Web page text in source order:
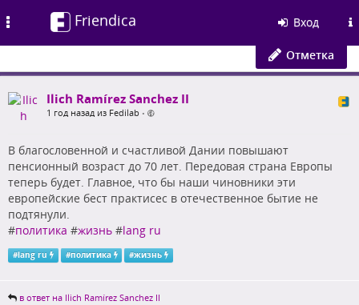
Friendica Вход
Отметка
Ilich Ramírez Sanchez II
1 год назад из Fedilab •
В благословенной и счастливой Дании повышают
пенсионный возраст до 70 лет. Передовая страна Европы
теперь будет. Главное, что бы наши чиновники эти
европейские бест практисес в отечественное бытие не
подтянули.
#политика #жизнь #lang ru
#lang ru #политика #жизнь
в ответ на Ilich Ramírez Sanchez II